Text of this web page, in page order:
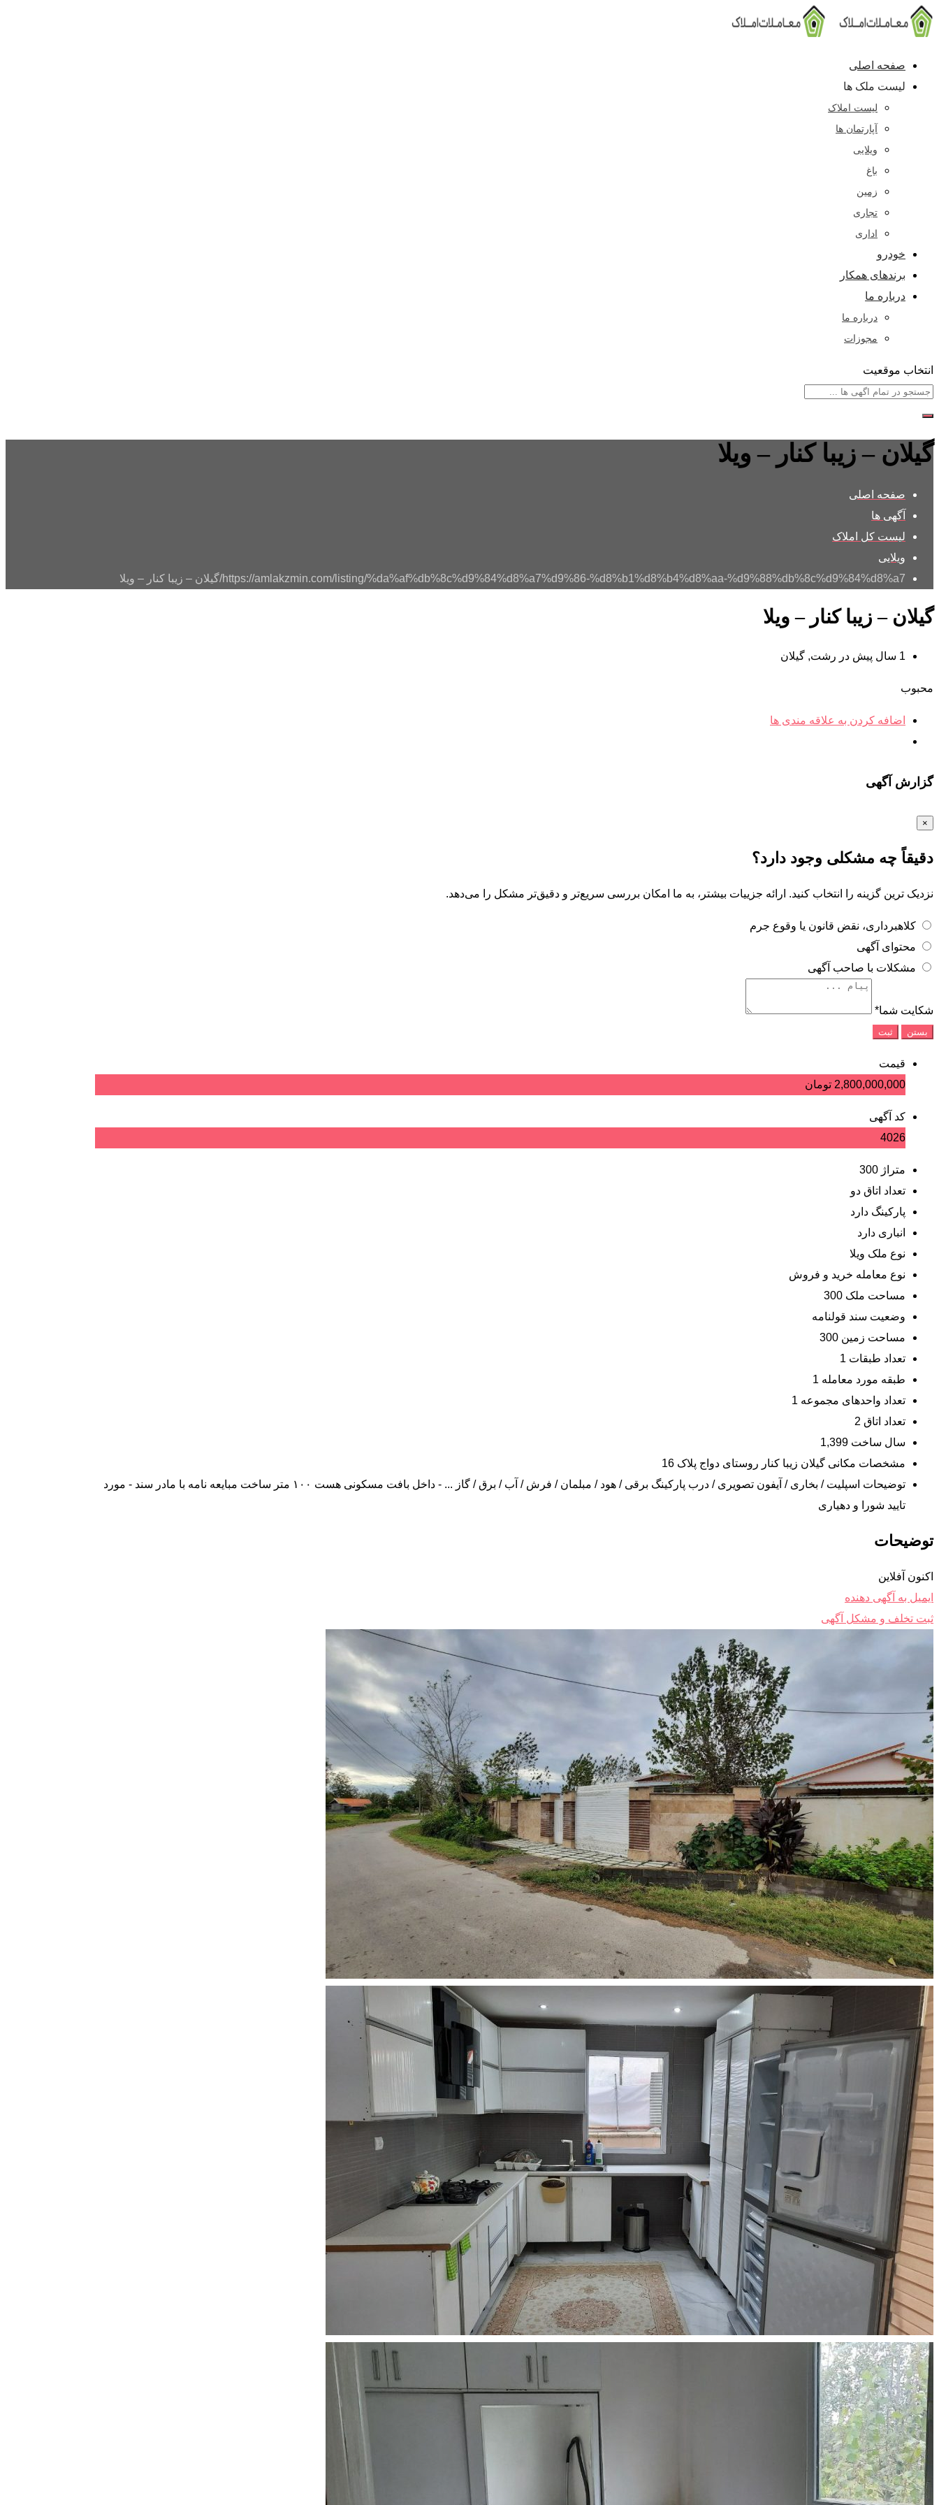
پرش
به
صفحه اصلی
لیست ملک ها
لیست املاک
آپارتمان ها
ویلایی
باغ
زمین
تجاری
اداری
خودرو
برندهای همکار
درباره ما
درباره ما
مجوزات
انتخاب موقعیت
گیلان – زیبا کنار – ویلا
صفحه اصلی
آگهی ها
لیست کل املاک
ویلایی
https://amlakzmin.com/listing/%da%af%db%8c%d9%84%d8%a7%d9%86-%d8%b1%d8%b4%d8%aa-%d9%88%db%8c%d9%84%d8%a7/ گیلان – زیبا کنار – ویلا
گیلان – زیبا کنار – ویلا
1 سال پیش در رشت , گیلان
محبوب
اضافه کردن به علاقه مندی ها
گزارش آگهی
×
دقیقاً چه مشکلی وجود دارد؟
نزدیک ترین گزینه را انتخاب کنید. ارائه جزییات بیشتر، به ما امکان بررسی سریع‌تر و دقیق‌تر مشکل را می‌دهد.
کلاهبرداری، نقض قانون یا وقوع جرم
محتوای آگهی
مشکلات با صاحب آگهی
شکایت شما*
بستن ثبت
قیمت
2,800,000,000 تومان
کد آگهی
4026
متراژ 300
تعداد اتاق دو
پارکینگ دارد
انباری دارد
نوع ملک ویلا
نوع معامله خرید و فروش
مساحت ملک 300
وضعیت سند قولنامه
مساحت زمین 300
تعداد طبقات 1
طبقه مورد معامله 1
تعداد واحدهای مجموعه 1
تعداد اتاق 2
سال ساخت 1,399
مشخصات مکانی گیلان زیبا کنار روستای دواج پلاک 16
توضیحات
اسپلیت / بخاری / آیفون تصویری / درب پارکینگ برقی / هود / مبلمان / فرش / آب / برق / گاز ... - داخل بافت مسکونی هست ۱۰۰ متر ساخت مبایعه نامه با مادر سند - مورد
تایید شورا و دهیاری
توضیحات
اکنون آفلاین
ایمیل به آگهی دهنده
ثبت تخلف و مشکل آگهی